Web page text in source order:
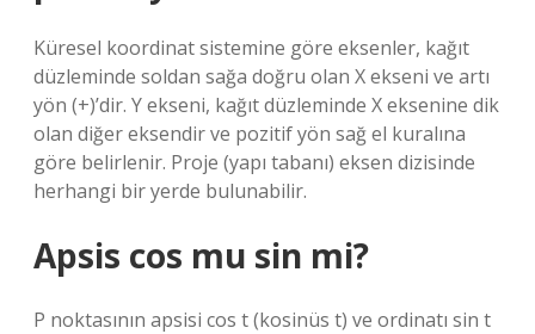
Küresel koordinat sistemine göre eksenler, kağıt
düzleminde soldan sağa doğru olan X ekseni ve artı
yön (+)’dir. Y ekseni, kağıt düzleminde X eksenine dik
olan diğer eksendir ve pozitif yön sağ el kuralına
göre belirlenir. Proje (yapı tabanı) eksen dizisinde
herhangi bir yerde bulunabilir.
Apsis cos mu sin mi?
P noktasının apsisi cos t (kosinüs t) ve ordinatı sin t